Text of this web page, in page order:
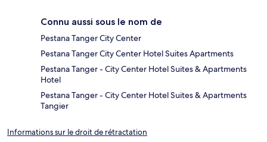
Connu aussi sous le nom de
Pestana Tanger City Center
Pestana Tanger City Center Hotel Suites Apartments
Pestana Tanger - City Center Hotel Suites & Apartments
Hotel
Pestana Tanger - City Center Hotel Suites & Apartments
Tangier
Informations sur le droit de rétractation